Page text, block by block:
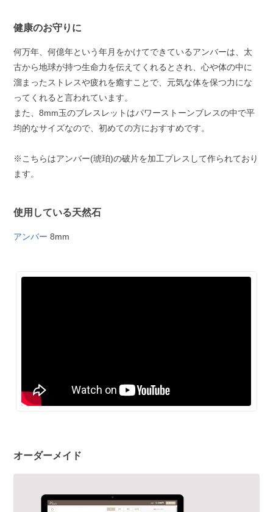
健康のお守りに
何万年、何億年という年月をかけてできているアンバーは、太
古から地球が持つ生命力を伝えてくれるとされ、心や体の中に
溜まったストレスや疲れを癒すことで、元気な体を保つ力にな
ってくれると言われています。
また、8mm玉のブレスレットはパワーストーンブレスの中で平
均的なサイズなので、初めての方におすすめです。
※こちらはアンバー(琥珀)の破片を加工プレスして作られており
ます。
使用している天然石
アンバー 8mm
オーダーメイド